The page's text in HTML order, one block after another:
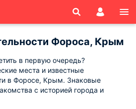
Фороса, Крым
в первую очередь?
места и известные
в Форосе, Крым. Знаковые
с историей города и